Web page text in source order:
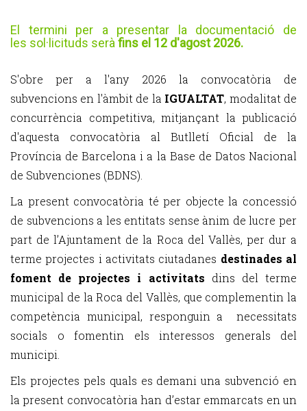
El termini per a presentar la documentació de
les sol·licituds serà fins el 12 d'agost 2026.
S'obre per a l'any 2026 la convocatòria de
subvencions en l'àmbit de la IGUALTAT, modalitat de
concurrència competitiva, mitjançant la publicació
d'aquesta convocatòria al Butlletí Oficial de la
Província de Barcelona i a la Base de Datos Nacional
de Subvenciones (BDNS).
La present convocatòria té per objecte la concessió
de subvencions a les entitats sense ànim de lucre per
part de l’Ajuntament de la Roca del Vallès, per dur a
terme projectes i activitats ciutadanes destinades al
foment de projectes i activitats dins del terme
municipal de la Roca del Vallès, que complementin la
competència municipal, responguin a necessitats
socials o fomentin els interessos generals del
municipi.
Els projectes pels quals es demani una subvenció en
la present convocatòria han d’estar emmarcats en un